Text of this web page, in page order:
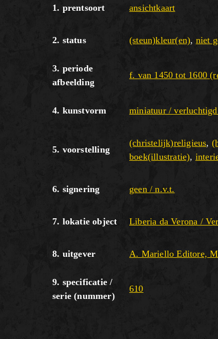
1. prentsoort ansichtkaart
2. status (steun)kleur(en), niet
3. periode
afbeelding
f. van 1450 tot 1600
4. kunstvorm miniatuur /
5. voorstelling
(christelijk)religieus,
boek(illustratie),
6. signering geen / n.v.t.
7. lokatie object Liberia da Verona /
8. uitgever A. Mariello Editore,
9. specificatie /
serie (nummer)
610